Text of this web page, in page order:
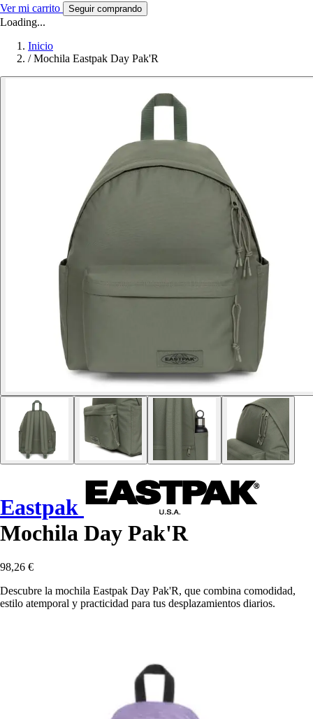
Ver mi carrito Seguir comprando
Loading...
Inicio
/ Mochila Eastpak Day Pak'R
Eastpak
Mochila Day Pak'R
98,26 €
Descubre la mochila Eastpak Day Pak'R, que combina comodidad,
estilo atemporal y practicidad para tus desplazamientos diarios.